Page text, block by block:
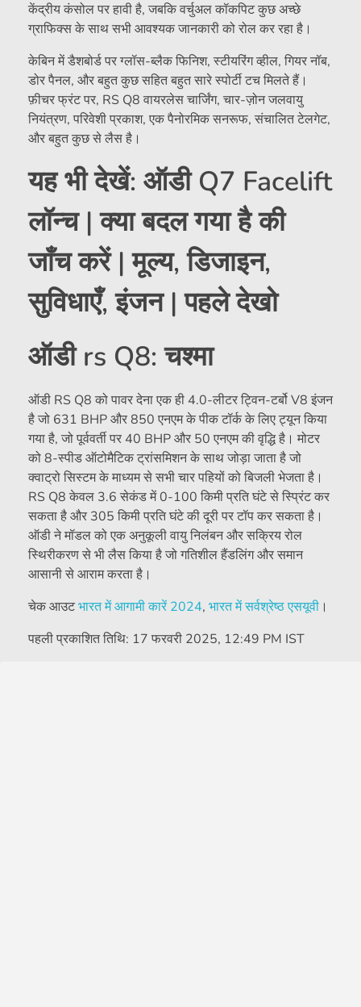
केंद्रीय कंसोल पर हावी है, जबकि वर्चुअल कॉकपिट कुछ अच्छे
ग्राफिक्स के साथ सभी आवश्यक जानकारी को रोल कर रहा है।
केबिन में डैशबोर्ड पर ग्लॉस-ब्लैक फिनिश, स्टीयरिंग व्हील, गियर नॉब,
डोर पैनल, और बहुत कुछ सहित बहुत सारे स्पोर्टी टच मिलते हैं।
फ़ीचर फ्रंट पर, RS Q8 वायरलेस चार्जिंग, चार-ज़ोन जलवायु
नियंत्रण, परिवेशी प्रकाश, एक पैनोरमिक सनरूफ, संचालित टेलगेट,
और बहुत कुछ से लैस है।
यह भी देखें: ऑडी Q7 Facelift
लॉन्च | क्या बदल गया है की
जाँच करें | मूल्य, डिजाइन,
सुविधाएँ, इंजन | पहले देखो
ऑडी rs Q8: चश्मा
ऑडी RS Q8 को पावर देना एक ही 4.0-लीटर ट्विन-टर्बो V8 इंजन
है जो 631 BHP और 850 एनएम के पीक टॉर्क के लिए ट्यून किया
गया है, जो पूर्ववर्ती पर 40 BHP और 50 एनएम की वृद्धि है। मोटर
को 8-स्पीड ऑटोमैटिक ट्रांसमिशन के साथ जोड़ा जाता है जो
क्वाट्रो सिस्टम के माध्यम से सभी चार पहियों को बिजली भेजता है।
RS Q8 केवल 3.6 सेकंड में 0-100 किमी प्रति घंटे से स्प्रिंट कर
सकता है और 305 किमी प्रति घंटे की दूरी पर टॉप कर सकता है।
ऑडी ने मॉडल को एक अनुकूली वायु निलंबन और सक्रिय रोल
स्थिरीकरण से भी लैस किया है जो गतिशील हैंडलिंग और समान
आसानी से आराम करता है।
चेक आउटभारत में आगामी कारें 2024, भारत में सर्वश्रेष्ठ एसयूवी ।
पहली प्रकाशित तिथि: 17 फरवरी 2025, 12:49 PM IST